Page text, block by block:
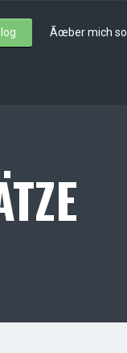
Ãœber mich so